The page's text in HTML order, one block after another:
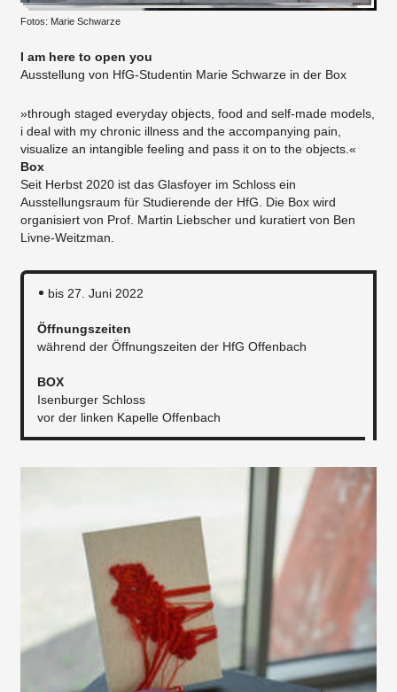
Fotos: Marie Schwarze
I am here to open you
Ausstellung von HfG-Studentin Marie Schwarze in der Box
»through staged everyday objects, food and self-made models,
i deal with my chronic illness and the accompanying pain,
visualize an intangible feeling and pass it on to the objects.«
Box
Seit Herbst 2020 ist das Glasfoyer im Schloss ein
Ausstellungsraum für Studierende der HfG. Die Box wird
organisiert von Prof. Martin Liebscher und kuratiert von Ben
Livne-Weitzman.
bis 27. Juni 2022
Öffnungszeiten
während der Öffnungszeiten der HfG Offenbach​​
BOX
Isenburger Schloss
vor der linken Kapelle Offenbach